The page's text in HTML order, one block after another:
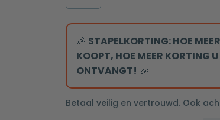
douchekop
40x40cm
chroom
aantal
🎉 STAPELKORTING: HOE
KOOPT, HOE MEER KORTING U
ONTVANGT! 🎉
Betaal veilig en vertrouwd. Ook